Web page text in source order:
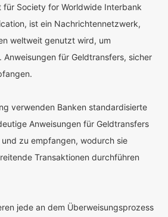
für Society for Worldwide Interbank
ist ein Nachrichtennetzwerk,
weltweit genutzt wird, um
Anweisungen für Geldtransfers, sicher
verwenden Banken standardisierte
Anweisungen für Geldtransfers
zu empfangen, wodurch sie
Transaktionen durchführen
jede an dem Überweisungsprozess